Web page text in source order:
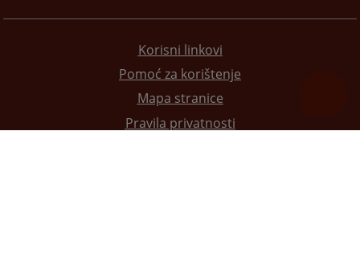
Korisni linkovi
Pomoć za korištenje
Mapa stranice
Pravila privatnosti